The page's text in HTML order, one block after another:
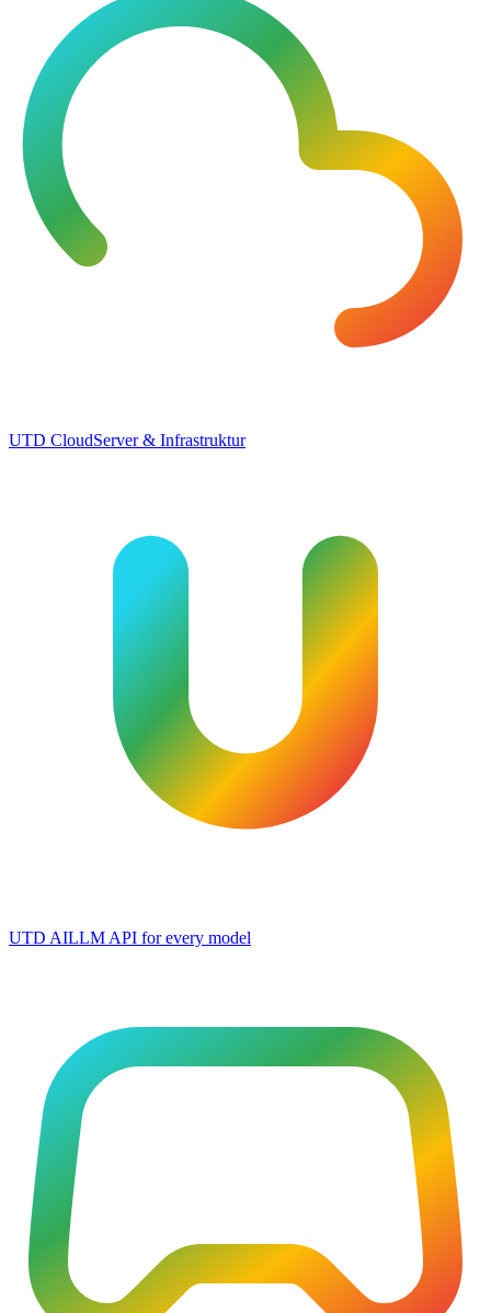
UTD CloudServer & Infrastruktur
UTD AILLM API for every model